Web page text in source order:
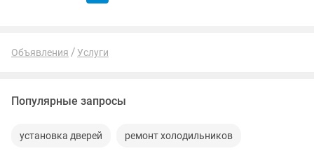
Объявления Услуги
Популярные запросы
установка дверей ремонт холодильников